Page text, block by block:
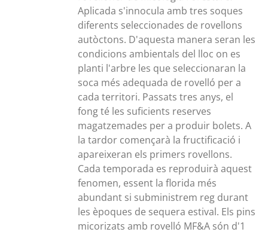
Aplicada s'innocula amb tres soques
diferents seleccionades de rovellons
autòctons. D'aquesta manera seran les
condicions ambientals del lloc on es
planti l'arbre les que seleccionaran la
soca més adequada de rovelló per a
cada territori. Passats tres anys, el
fong té les suficients reserves
magatzemades per a produir bolets. A
la tardor començarà la fructificació i
apareixeran els primers rovellons.
Cada temporada es reproduirà aquest
fenomen, essent la florida més
abundant si subministrem reg durant
les èpoques de sequera estival. Els pins
micorizats amb rovelló MF&A són d'1